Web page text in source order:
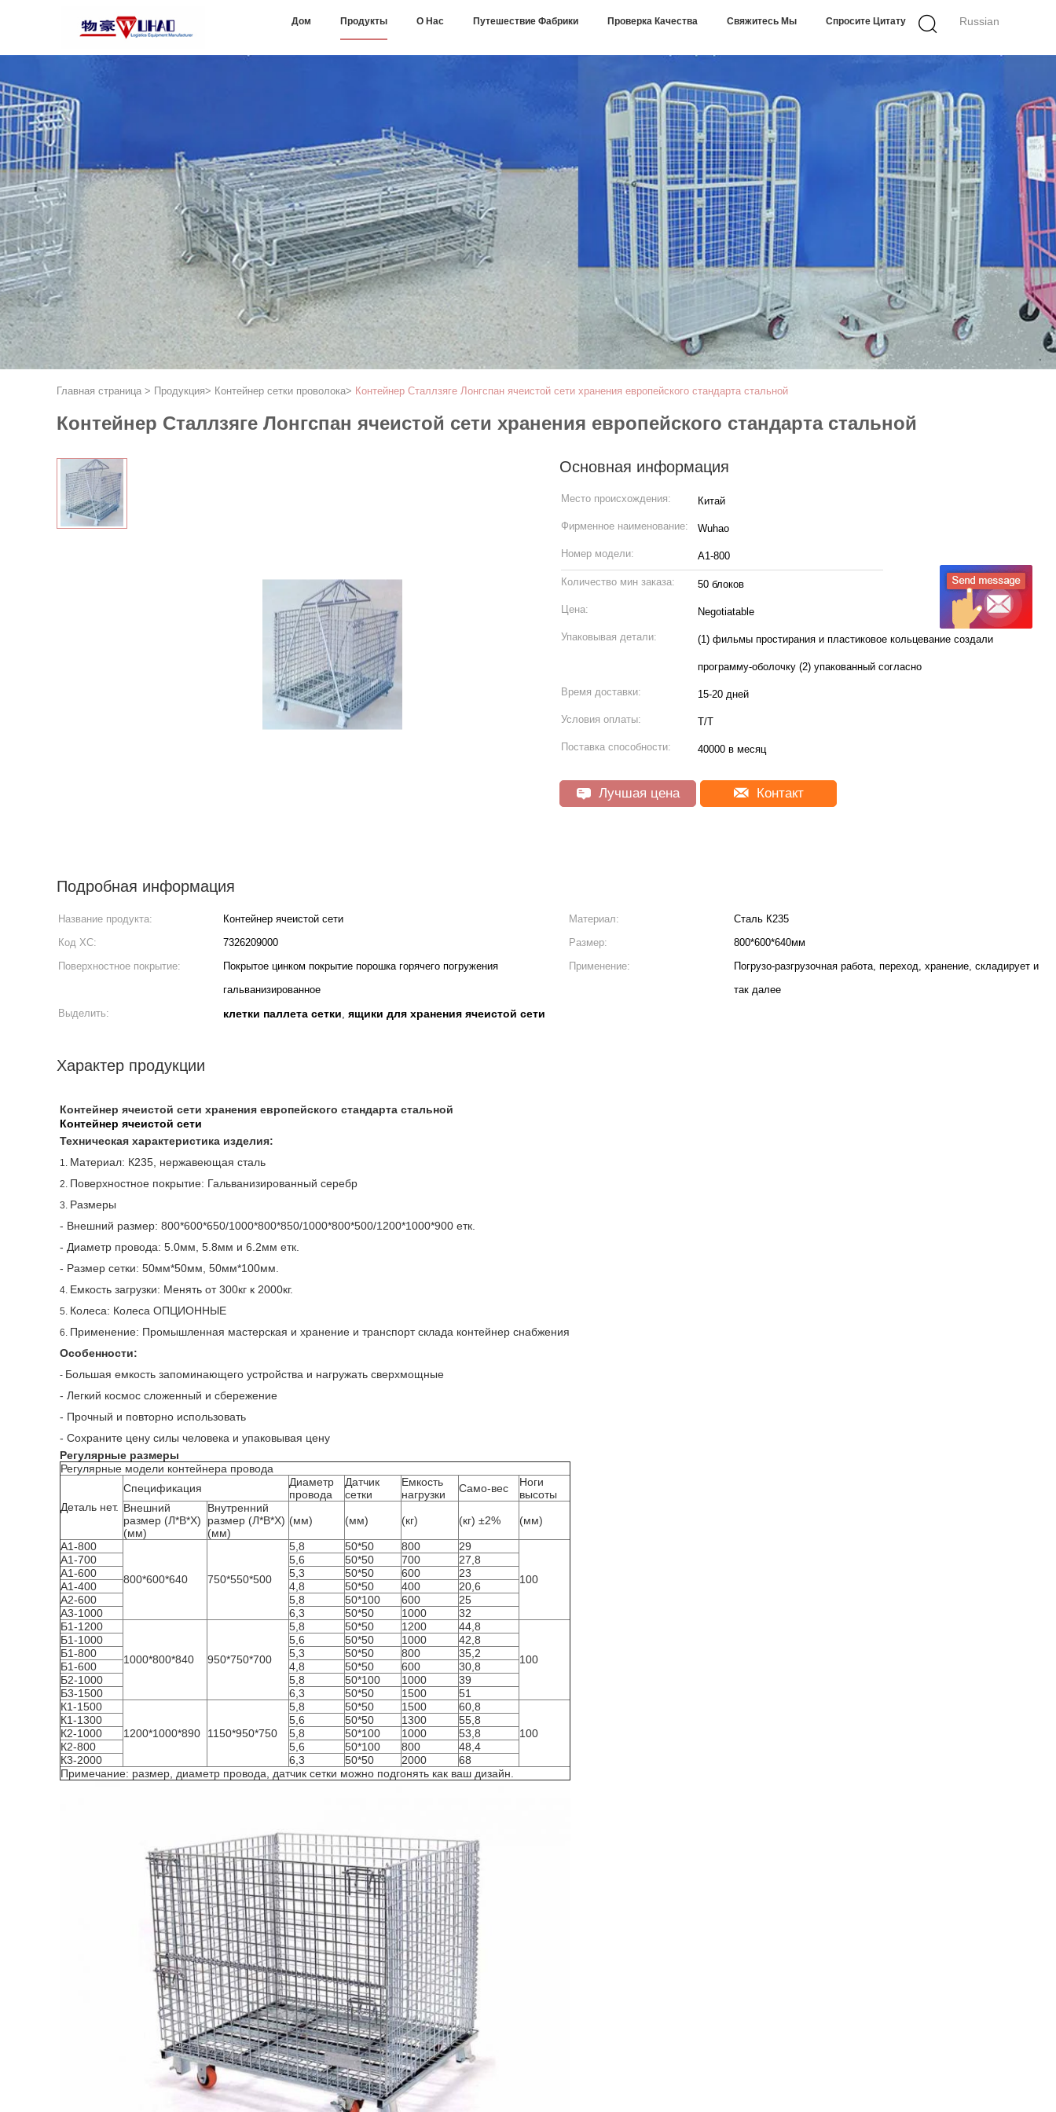
Russian
Дом Продукты О Нас Путешествие Фабрики Проверка Качества Свяжитесь Мы Спросите Цитату
Главная страница > Продукция> Контейнер сетки проволока> Контейнер Сталлзяге Лонгспан ячеистой сети хранения европейского стандарта стальной
Контейнер Сталлзяге Лонгспан ячеистой сети хранения европейского стандарта стальной
Основная информация
Место происхождения: Китай
Фирменное наименование: Wuhao
Номер модели: А1-800
Количество мин заказа: 50 блоков
Цена: Negotiatable
Упаковывая детали: (1) фильмы простирания и пластиковое кольцевание создали
программу-оболочку (2) упакованный согласно
Время доставки: 15-20 дней
Условия оплаты: Т/Т
Поставка способности: 40000 в месяц
Лучшая цена Контакт
Подробная информация
Название продукта: Контейнер ячеистой сети Материал:
Сталь К235
Код ХС:
7326209000 Размер:
800*600*640мм
Поверхностное покрытие:
Покрытое цинком покрытие порошка горячего погружения
гальванизированное
Применение:
Погрузо-разгрузочная работа, переход, хранение, складирует и
так далее
Выделить:
клетки паллета сетки, ящики для хранения ячеистой сети
Характер продукции
Контейнер ячеистой сети хранения европейского стандарта стальной
Контейнер ячеистой сети
Техническая характеристика изделия:
1. Материал: К235, нержавеющая сталь
2. Поверхностное покрытие: Гальванизированный серебр
3. Размеры
- Внешний размер: 800*600*650/1000*800*850/1000*800*500/1200*1000*900 етк.
- Диаметр провода: 5.0мм, 5.8мм и 6.2мм етк.
- Размер сетки: 50мм*50мм, 50мм*100мм.
4. Емкость загрузки: Менять от 300кг к 2000кг.
5. Колеса: Колеса ОПЦИОННЫЕ
6. Применение: Промышленная мастерская и хранение и транспорт склада контейнер снабжения
Особенности:
- Большая емкость запоминающего устройства и нагружать сверхмощные
- Легкий космос сложенный и сбережение
- Прочный и повторно использовать
- Сохраните цену силы человека и упаковывая цену
Регулярные размеры
Регулярные модели контейнера провода
Деталь нет.
Спецификация
Диаметр
провода
Датчик
сетки
Емкость
нагрузки
Само-вес
Ноги
высоты
Внешний
размер (Л*В*Х)
(мм)
Внутренний
размер (Л*В*Х)
(мм)
(мм) (мм) (кг) (кг) ±2% (мм)
А1-800
800*600*640 750*550*500
5,8 50*50 800 29
100
А1-700 5,6 50*50 700
27,8
А1-600
5,3 50*50 600
23
А1-400
4,8 50*50 400
20,6
А2-600
5,8 50*100 600
25
А3-1000
6,3 50*50 1000
32
Б1-1200
1000*800*840 950*750*700
5,8 50*50 1200 44,8
100
Б1-1000 5,6 50*50 1000
42,8
Б1-800
5,3 50*50 800
35,2
Б1-600
4,8 50*50 600
30,8
Б2-1000
5,8 50*100 1000
39
Б3-1500
6,3 50*50 1500
51
К1-1500
1200*1000*890 1150*950*750
5,8 50*50 1500 60,8
100
К1-1300 5,6 50*50 1300
55,8
К2-1000
5,8 50*100 1000
53,8
К2-800
5,6 50*100 800
48,4
К3-2000
6,3 50*50 2000
68
Примечание: размер, диаметр провода, датчик сетки можно подгонять как ваш дизайн.